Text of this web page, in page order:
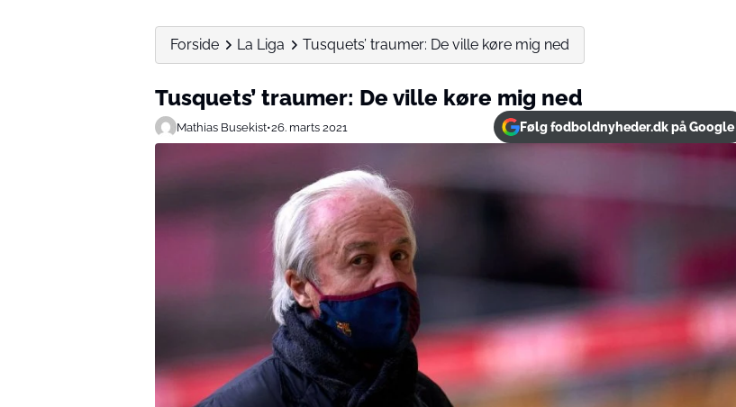
Forside La Liga Tusquets’ traumer: De ville køre mig ned
Tusquets’ traumer: De ville køre mig ned
Mathias Busekist•26. marts 2021 Følg fodboldnyheder.dk på Google